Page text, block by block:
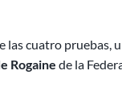
las cuatro pruebas,
Rogaine de la